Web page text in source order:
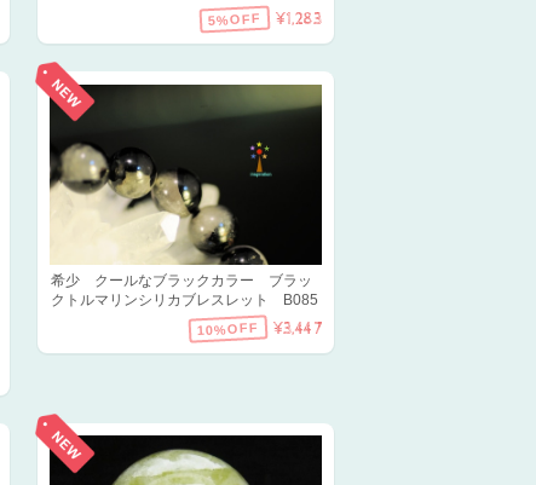
5%OFF ¥1,283
希少 クールなブラックカラー ブラッ
クトルマリンシリカブレスレット B085
10%OFF ¥3,447